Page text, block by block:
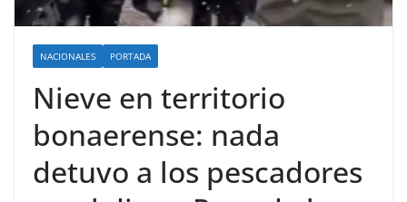
NACIONALES PORTADA
Nieve en territorio
bonaerense: nada
detuvo a los pescadores